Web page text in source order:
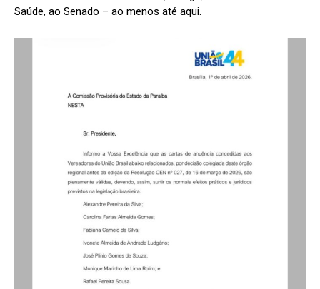
Saúde, ao Senado – ao menos até aqui.